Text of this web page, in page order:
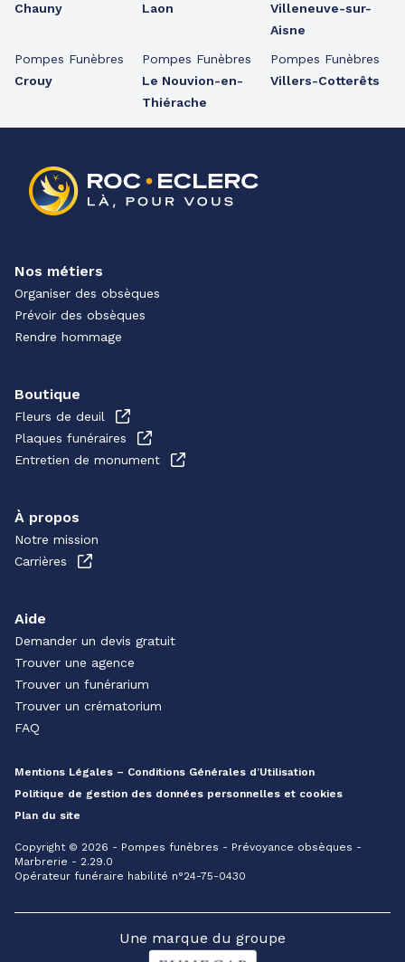
Chauny
Pompes Funèbres
Crouy
Laon
Pompes Funèbres
Le Nouvion-en-
Thiérache
Villeneuve-sur-
Aisne
Pompes Funèbres
Villers-Cotterêts
Nos métiers
Organiser des obsèques
Prévoir des obsèques
Rendre hommage
Boutique
Fleurs de deuil
Plaques funéraires
Entretien de monument
À propos
Notre mission
Carrières
Aide
Demander un devis gratuit
Trouver une agence
Trouver un funérarium
Trouver un crématorium
FAQ
Mentions Légales – Conditions Générales d’Utilisation
Politique de gestion des données personnelles et cookies
Plan du site
Copyright © 2026 - Pompes funèbres - Prévoyance obsèques -
Marbrerie - 2.29.0
Opérateur funéraire habilité n°24-75-0430
Une marque du groupe